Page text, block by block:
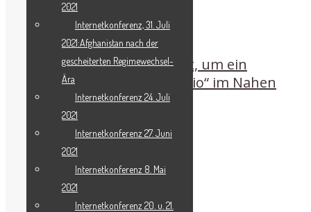
Es ist noch nicht zu spät, um ein
„Weltuntergangsszenario“ im Nahen
Osten zu vermeiden
2021
Internetkonferenz, 31. Juli
2021:Afghanistan nach der
gescheiterten Regimewechsel-
Ära
Internetkonferenz 24. Juli
2021
Internetkonferenz 27. Juni
2021
Internetkonferenz 8. Mai
2021
Internetkonferenz 20. u. 21.